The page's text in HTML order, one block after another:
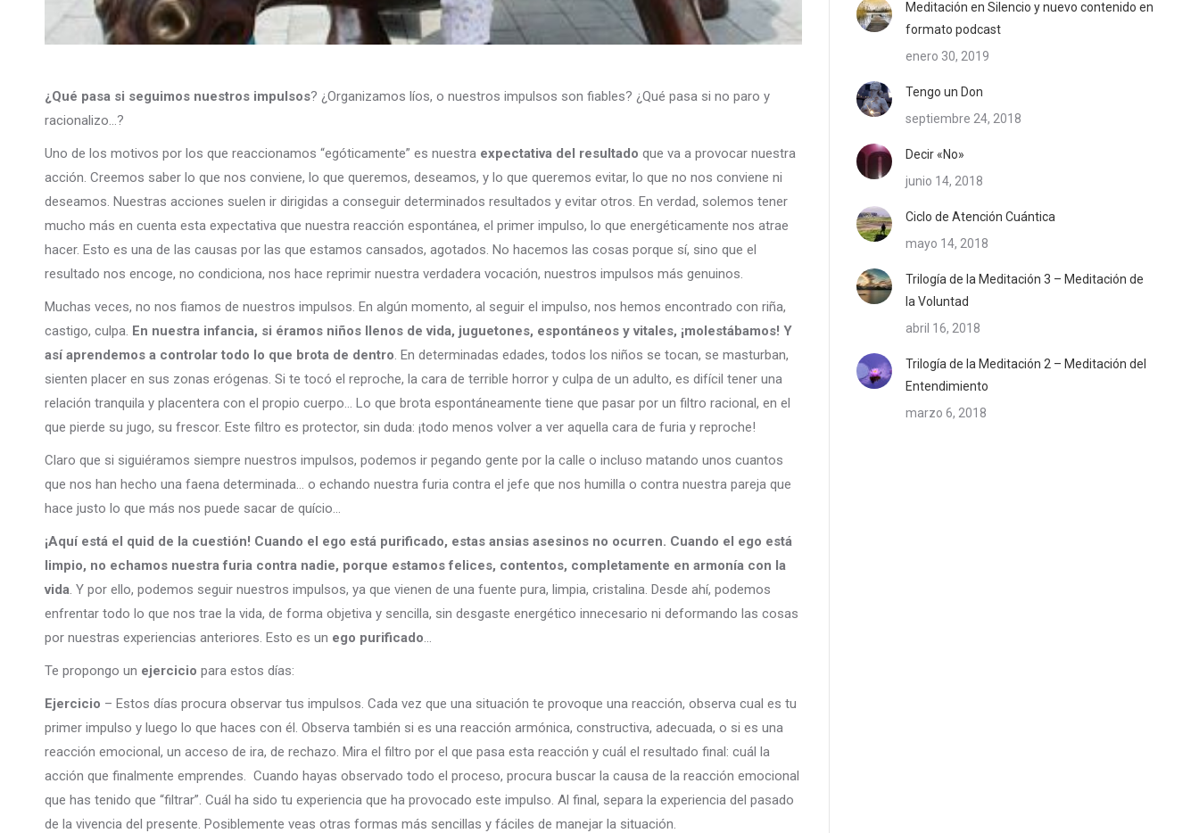
¿Qué pasa si seguimos nuestros impulsos? ¿Organizamos líos, o nuestros impulsos son fiables? ¿Qué pasa si no paro y
racionalizo…?
Uno de los motivos por los que reaccionamos “egóticamente” es nuestra expectativa del resultado que va a provocar nuestra
acción. Creemos saber lo que nos conviene, lo que queremos, deseamos, y lo que queremos evitar, lo que no nos conviene ni
deseamos. Nuestras acciones suelen ir dirigidas a conseguir determinados resultados y evitar otros. En verdad, solemos tener
mucho más en cuenta esta expectativa que nuestra reacción espontánea, el primer impulso, lo que energéticamente nos atrae
hacer. Esto es una de las causas por las que estamos cansados, agotados. No hacemos las cosas porque sí, sino que el
resultado nos encoge, no condiciona, nos hace reprimir nuestra verdadera vocación, nuestros impulsos más genuinos.
Muchas veces, no nos fiamos de nuestros impulsos. En algún momento, al seguir el impulso, nos hemos encontrado con riña,
castigo, culpa. En nuestra infancia, si éramos niños llenos de vida, juguetones, espontáneos y vitales, ¡molestábamos! Y
así aprendemos a controlar todo lo que brota de dentro . En determinadas edades, todos los niños se tocan, se masturban,
sienten placer en sus zonas erógenas. Si te tocó el reproche, la cara de terrible horror y culpa de un adulto, es difícil tener una
relación tranquila y placentera con el propio cuerpo… Lo que brota espontáneamente tiene que pasar por un filtro racional, en el
que pierde su jugo, su frescor. Este filtro es protector, sin duda: ¡todo menos volver a ver aquella cara de furia y reproche!
Claro que si siguiéramos siempre nuestros impulsos, podemos ir pegando gente por la calle o incluso matando unos cuantos
que nos han hecho una faena determinada… o echando nuestra furia contra el jefe que nos humilla o contra nuestra pareja que
hace justo lo que más nos puede sacar de quício…
¡Aquí está el quid de la cuestión! Cuando el ego está purificado, estas ansias asesinos no ocurren. Cuando el ego está
limpio, no echamos nuestra furia contra nadie, porque estamos felices, contentos, completamente en armonía con la
vida . Y por ello, podemos seguir nuestros impulsos, ya que vienen de una fuente pura, limpia, cristalina. Desde ahí, podemos
enfrentar todo lo que nos trae la vida, de forma objetiva y sencilla, sin desgaste energético innecesario ni deformando las cosas
por nuestras experiencias anteriores. Esto es un ego purificado
Te propongo un ejercicio para estos días:
Ejercicio – Estos días procura observar tus impulsos. Cada vez que una situación te provoque una reacción, observa cual es tu
primer impulso y luego lo que haces con él. Observa también si es una reacción armónica, constructiva, adecuada, o si es una
reacción emocional, un acceso de ira, de rechazo. Mira el filtro por el que pasa esta reacción y cuál el resultado final: cuál la
acción que finalmente emprendes. Cuando hayas observado todo el proceso, procura buscar la causa de la reacción emocional
que has tenido que “filtrar”. Cuál ha sido tu experiencia que ha provocado este impulso. Al final, separa la experiencia del pasado
de la vivencia del presente. Posiblemente veas otras formas más sencillas y fáciles de manejar la situación.
Meditación en Silencio y nuevo contenido en
formato podcast
enero 30, 2019
Tengo un Don
septiembre 24, 2018
Decir «No»
junio 14, 2018
Ciclo de Atención Cuántica
mayo 14, 2018
Trilogía de la Meditación 3 – Meditación de
la Voluntad
abril 16, 2018
Trilogía de la Meditación 2 – Meditación del
Entendimiento
marzo 6, 2018